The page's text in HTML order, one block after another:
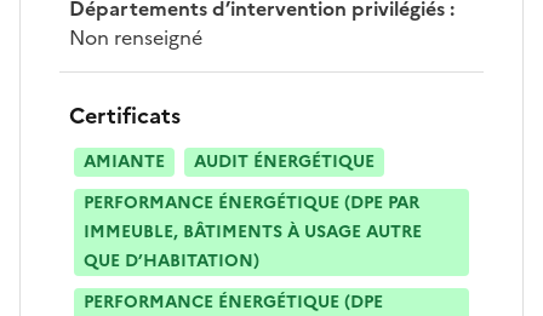
Départements d’intervention privilégiés:
Non renseigné
Certificats
AMIANTE
AUDIT ÉNERGÉTIQUE
PERFORMANCE ÉNERGÉTIQUE (DPE PAR
IMMEUBLE, BÂTIMENTS À USAGE AUTRE
QUE D’HABITATION)
PERFORMANCE ÉNERGÉTIQUE (DPE